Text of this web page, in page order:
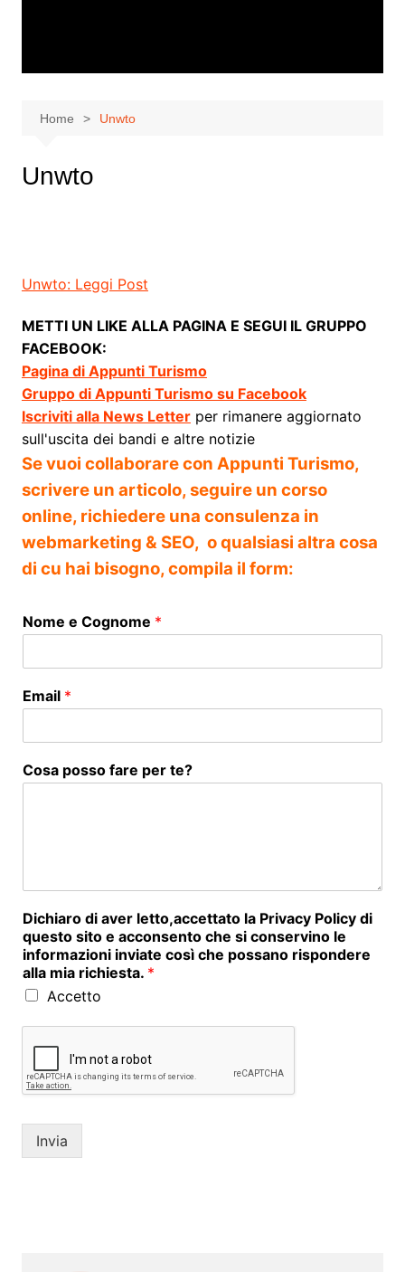
Home Unwto
Unwto
Unwto: Leggi Post
METTI UN LIKE ALLA PAGINA E SEGUI IL GRUPPO
FACEBOOK:
Pagina di Appunti Turismo
Gruppo di Appunti Turismo su Facebook
Iscriviti alla News Letterper rimanere aggiornato
sull'uscita dei bandi e altre notizie
Se vuoi collaborare con Appunti Turismo,
scrivere un articolo, seguire un corso
online, richiedere una consulenza in
webmarketing & SEO, o qualsiasi altra cosa
di cu hai bisogno, compila il form:
Nome e Cognome *
Email *
Cosa posso fare per te?
Dichiaro di aver letto,accettato la Privacy Policy di
questo sito e acconsento che si conservino le
informazioni inviate così che possano rispondere
alla mia richiesta. *
Accetto
Invia